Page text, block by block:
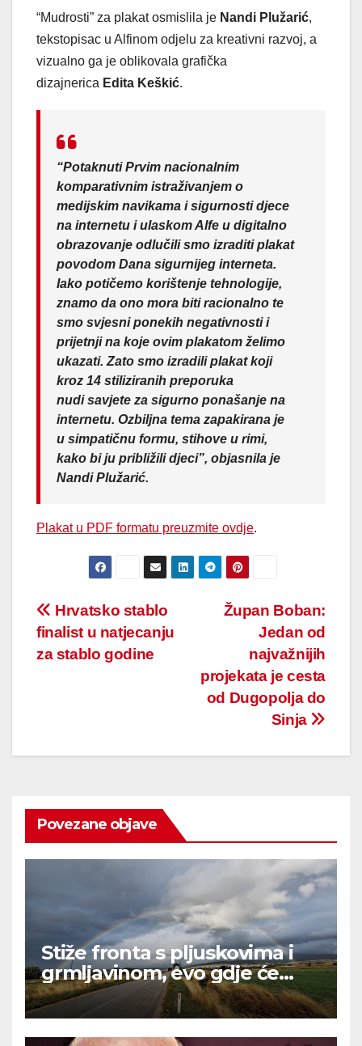
“Mudrosti” za plakat osmislila je Nandi Plužarić,
tekstopisac u Alfinom odjelu za kreativni razvoj, a
vizualno ga je oblikovala grafička
dizajnerica Edita Keškić.
“Potaknuti Prvim nacionalnim
komparativnim istraživanjem o
medijskim navikama i sigurnosti djece
na internetu i ulaskom Alfe u digitalno
obrazovanje odlučili smo izraditi plakat
povodom Dana sigurnijeg interneta.
Iako potičemo korištenje tehnologije,
znamo da ono mora biti racionalno te
smo svjesni ponekih negativnosti i
prijetnji na koje ovim plakatom želimo
ukazati. Zato smo izradili plakat koji
kroz 14 stiliziranih preporuka
nudisavjete za sigurno ponašanje na
internetu. Ozbiljna tema zapakirana je
u simpatičnu formu, stihove u rimi,
kako bi ju približili djeci”, objasnila je
Nandi Plužarić.
Plakat u PDF formatu preuzmite ovdje.
Post
navigation
Župan Boban:
Jedan od
najvažnijih
projekata je cesta
od Dugopolja do
Sinja
Hrvatsko stablo
finalist u natjecanju
za stablo godine
Povezane objave
Stiže fronta s pljuskovima i
grmljavinom, evo gdje će
najviše osvježiti